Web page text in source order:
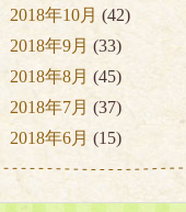
2018年10月 (42)
2018年9月 (33)
2018年8月 (45)
2018年7月 (37)
2018年6月 (15)